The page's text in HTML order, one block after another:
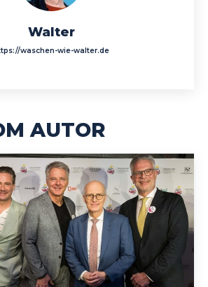
Walter
waschen-wie-walter.de
AUTOR